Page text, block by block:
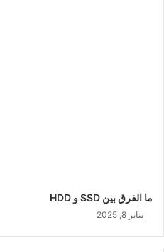
ما الفرق بين SSD و HDD
يناير 8, 2025